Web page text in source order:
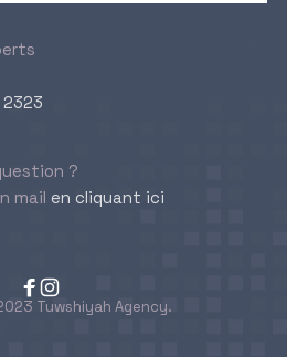
?
mail en cliquant ici
Tuwshiyah Agency.